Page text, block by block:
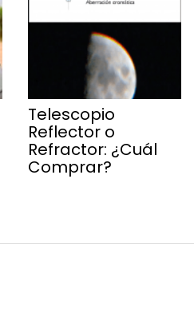
Telescopio
Reflector o
Refractor: ¿Cuál
Comprar?